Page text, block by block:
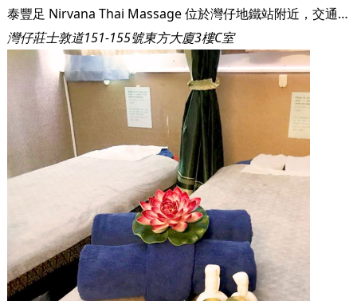
泰豐足 Nirvana Thai Massage 位於灣仔地鐵站附近，交通便利。店內寬敞有格調，充滿泰國情懷，進入店後能使人放下腳步和放鬆心情。
灣仔莊士敦道151-155號東方大廈3樓C室